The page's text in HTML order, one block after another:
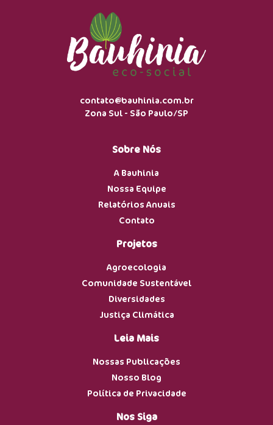
contato@bauhinia.com.br
Zona Sul - São Paulo/SP
Sobre Nós
A Bauhinia
Nossa Equipe
Relatórios Anuais
Contato
Projetos
Agroecologia
Comunidade Sustentável
Diversidades
Justiça Climática
Leia Mais
Nossas Publicações
Nosso Blog
Política de Privacidade
Nos Siga